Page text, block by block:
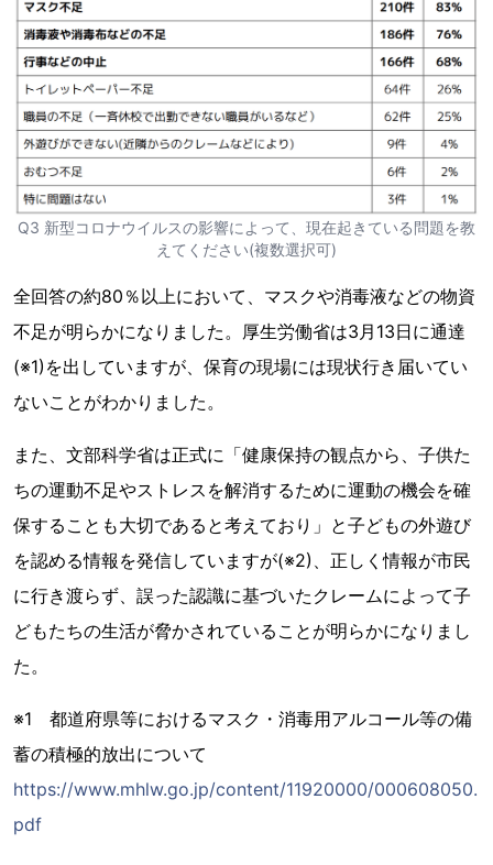
Q3 新型コロナウイルスの影響によって、現在起きている問題を教
えてください(複数選択可)
全回答の約80％以上において、マスクや消毒液などの物資
不足が明らかになりました。厚生労働省は3月13日に通達
(※1)を出していますが、保育の現場には現状行き届いてい
ないことがわかりました。
また、文部科学省は正式に「健康保持の観点から、子供た
ちの運動不足やストレスを解消するために運動の機会を確
保することも大切であると考えており」と子どもの外遊び
を認める情報を発信していますが(※2)、正しく情報が市民
に行き渡らず、誤った認識に基づいたクレームによって子
どもたちの生活が脅かされていることが明らかになりまし
た。
※1 都道府県等におけるマスク・消毒用アルコール等の備
蓄の積極的放出について
https://www.mhlw.go.jp/content/11920000/000608050.
pdf